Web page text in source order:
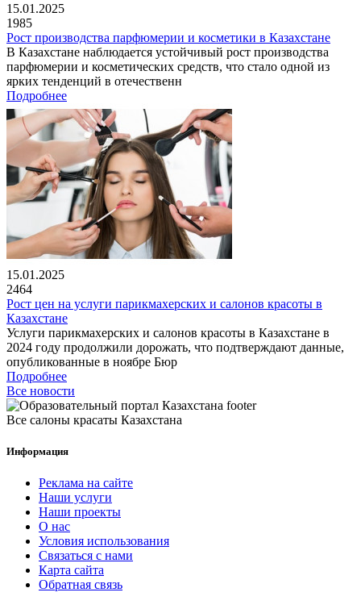
15.01.2025
1985
Рост производства парфюмерии и косметики в Казахстане
В Казахстане наблюдается устойчивый рост производства
парфюмерии и косметических средств, что стало одной из
ярких тенденций в отечественн
Подробнее
15.01.2025
2464
Рост цен на услуги парикмахерских и салонов красоты в
Казахстане
Услуги парикмахерских и салонов красоты в Казахстане в
2024 году продолжили дорожать, что подтверждают данные,
опубликованные в ноябре Бюр
Подробнее
Все новости
Все салоны красаты Казахстана
Информация
Реклама на сайте
Наши услуги
Наши проекты
О нас
Условия использования
Связаться с нами
Карта сайта
Обратная связь